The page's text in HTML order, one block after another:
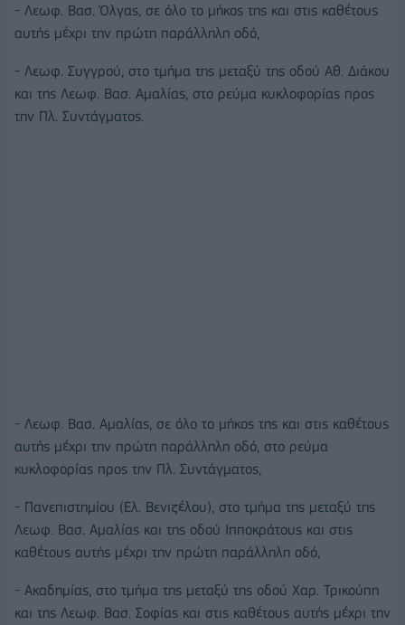
- Λεωφ. Βασ. Όλγας, σε όλο το μήκος της και στις καθέτους
αυτής μέχρι την πρώτη παράλληλη οδό,
- Λεωφ. Συγγρού, στο τμήμα της μεταξύ της οδού Αθ. Διάκου
και της Λεωφ. Βασ. Αμαλίας, στο ρεύμα κυκλοφορίας προς
την Πλ. Συντάγματος.
- Λεωφ. Βασ. Αμαλίας, σε όλο το μήκος της και στις καθέτους
αυτής μέχρι την πρώτη παράλληλη οδό, στο ρεύμα
κυκλοφορίας προς την Πλ. Συντάγματος,
- Πανεπιστημίου (Ελ. Βενιζέλου), στο τμήμα της μεταξύ της
Λεωφ. Βασ. Αμαλίας και της οδού Ιπποκράτους και στις
καθέτους αυτής μέχρι την πρώτη παράλληλη οδό,
- Ακαδημίας, στο τμήμα της μεταξύ της οδού Χαρ. Τρικούπη
και της Λεωφ. Βασ. Σοφίας και στις καθέτους αυτής μέχρι την